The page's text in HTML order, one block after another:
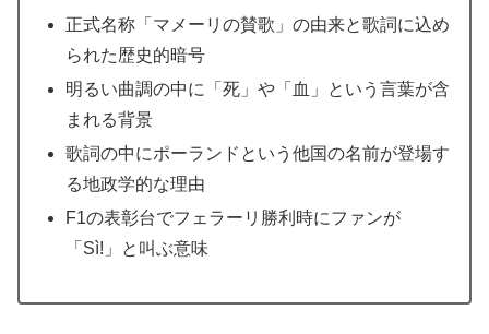
正式名称「マメーリの賛歌」の由来と歌詞に込め
られた歴史的暗号
明るい曲調の中に「死」や「血」という言葉が含
まれる背景
歌詞の中にポーランドという他国の名前が登場す
る地政学的な理由
F1の表彰台でフェラーリ勝利時にファンが
「Sì!」と叫ぶ意味